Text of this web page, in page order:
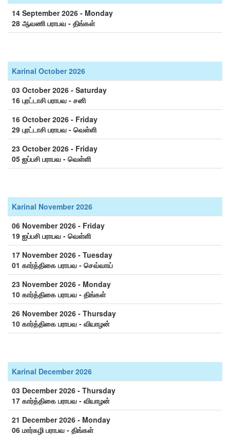
14 September 2026 - Monday
28 ஆவணி பராபவ - திங்கள்
Karinal October 2026
03 October 2026 - Saturday
16 புரட்டாசி பராபவ - சனி
16 October 2026 - Friday
29 புரட்டாசி பராபவ - வெள்ளி
23 October 2026 - Friday
05 ஐப்பசி பராபவ - வெள்ளி
Karinal November 2026
06 November 2026 - Friday
19 ஐப்பசி பராபவ - வெள்ளி
17 November 2026 - Tuesday
01 கார்த்திகை பராபவ - செவ்வாய்
23 November 2026 - Monday
10 கார்த்திகை பராபவ - திங்கள்
26 November 2026 - Thursday
10 கார்த்திகை பராபவ - வியாழன்
Karinal December 2026
03 December 2026 - Thursday
17 கார்த்திகை பராபவ - வியாழன்
21 December 2026 - Monday
06 மார்கழி பராபவ - திங்கள்